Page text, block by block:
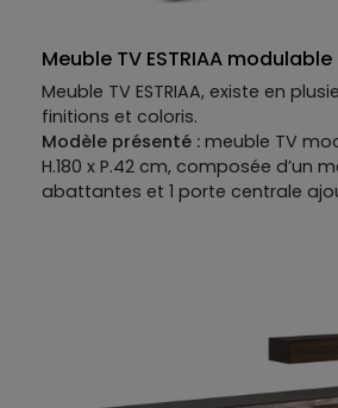
Meuble TV ESTRIAA modulable
Meuble TV ESTRIAA, existe en
finitions et coloris.
Modèle présenté : meuble TV
H.180 x P.42 cm, composée d’un
abattantes et 1 porte centrale